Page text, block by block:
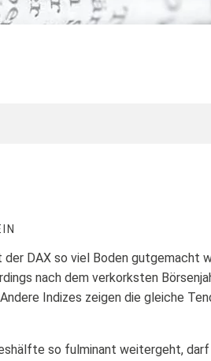
der DAX so viel Boden gutgemacht
nach dem verkorksten
Indizes zeigen die gleiche
so fulminant weitergeht,